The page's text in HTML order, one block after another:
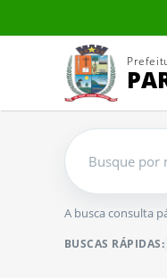
Buscar
no
portal
A busca consulta
BUSCAS RÁPIDAS: